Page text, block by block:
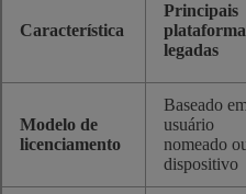
Característica
Principais
legadas
Modelo de
licenciamento
Baseado
usuário
nomeado
dispositivo